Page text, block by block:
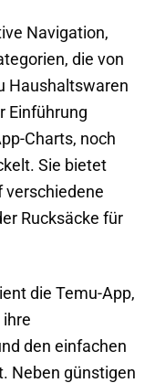
Navigation,
die von
Haushaltswaren
Einführung
Charts, noch
Sie bietet
verschiedene
Rucksäcke für
die Temu-App,
den einfachen
Neben günstigen